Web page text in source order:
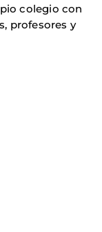
colegio con
profesores y